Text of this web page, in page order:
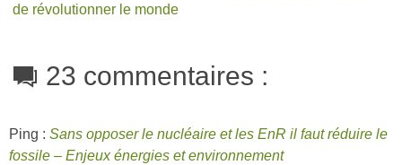
de révolutionner le monde
23 commentaires :
Ping : Sans opposer le nucléaire et les EnR il faut réduire le
fossile – Enjeux énergies et environnement